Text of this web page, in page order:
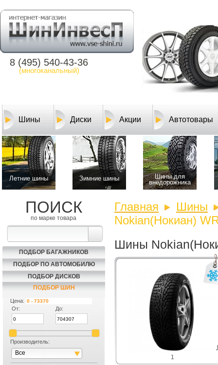
8 (495) 540-43-36
(многоканальный)
Шины Диски Акции Автотовары
Летние шины Зимние шины
Шины для
внедорожника
ПОИСК
по марке товара
ПОДБОР БАГАЖНИКОВ
ПОДБОР ПО АВТОМОБИЛЮ
ПОДБОР ДИСКОВ
ПОДБОР ШИН
Цена:
От:
До:
Производитель:
Все
Главная
Шины
Nokian(Нокиан)
Шины
1